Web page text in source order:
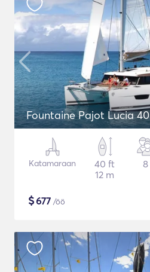
Fountaine Pajot Lucia 40
Katamaraan
40 ft
12 m
8
$677 /öö